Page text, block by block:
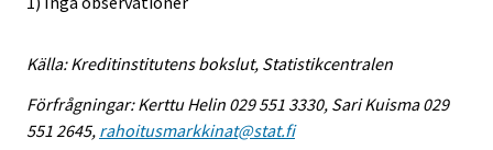
Källa: Kreditinstitutens bokslut, Statistikcentralen
Förfrågningar: Kerttu Helin 029 551 3330, Sari Kuisma 029
551 2645, rahoitusmarkkinat@stat.fi